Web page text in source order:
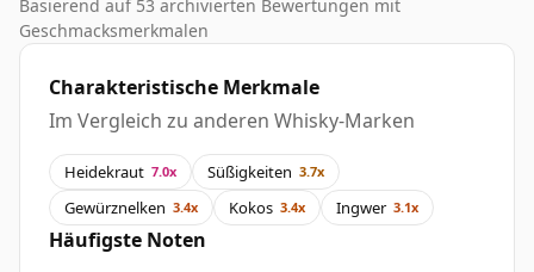
Basierend auf 53 archivierten Bewertungen mit
Geschmacksmerkmalen
Charakteristische Merkmale
Im Vergleich zu anderen Whisky-Marken
Heidekraut 7.0x Süßigkeiten 3.7x
Gewürznelken 3.4x Kokos 3.4x Ingwer 3.1x
Häufigste Noten